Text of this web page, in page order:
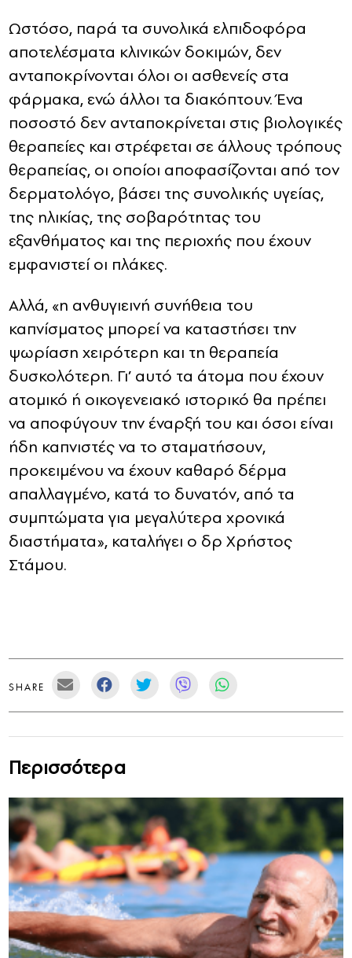
Ωστόσο, παρά τα συνολικά ελπιδοφόρα
αποτελέσματα κλινικών δοκιμών, δεν
ανταποκρίνονται όλοι οι ασθενείς στα
φάρμακα, ενώ άλλοι τα διακόπτουν. Ένα
ποσοστό δεν ανταποκρίνεται στις βιολογικές
θεραπείες και στρέφεται σε άλλους τρόπους
θεραπείας, οι οποίοι αποφασίζονται από τον
δερματολόγο, βάσει της συνολικής υγείας,
της ηλικίας, της σοβαρότητας του
εξανθήματος και της περιοχής που έχουν
εμφανιστεί οι πλάκες.
Αλλά, «η ανθυγιεινή συνήθεια του
καπνίσματος μπορεί να καταστήσει την
ψωρίαση χειρότερη και τη θεραπεία
δυσκολότερη. Γι’ αυτό τα άτομα που έχουν
ατομικό ή οικογενειακό ιστορικό θα πρέπει
να αποφύγουν την έναρξή του και όσοι είναι
ήδη καπνιστές να το σταματήσουν,
προκειμένου να έχουν καθαρό δέρμα
απαλλαγμένο, κατά το δυνατόν, από τα
συμπτώματα για μεγαλύτερα χρονικά
διαστήματα», καταλήγει ο δρ Χρήστος
Στάμου.
SHARE
Περισσότερα